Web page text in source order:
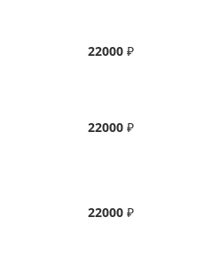
22000₽
22000₽
22000₽